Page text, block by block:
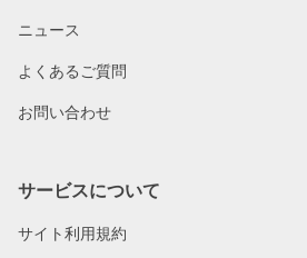
ニュース
よくあるご質問
お問い合わせ
サービスについて
サイト利用規約